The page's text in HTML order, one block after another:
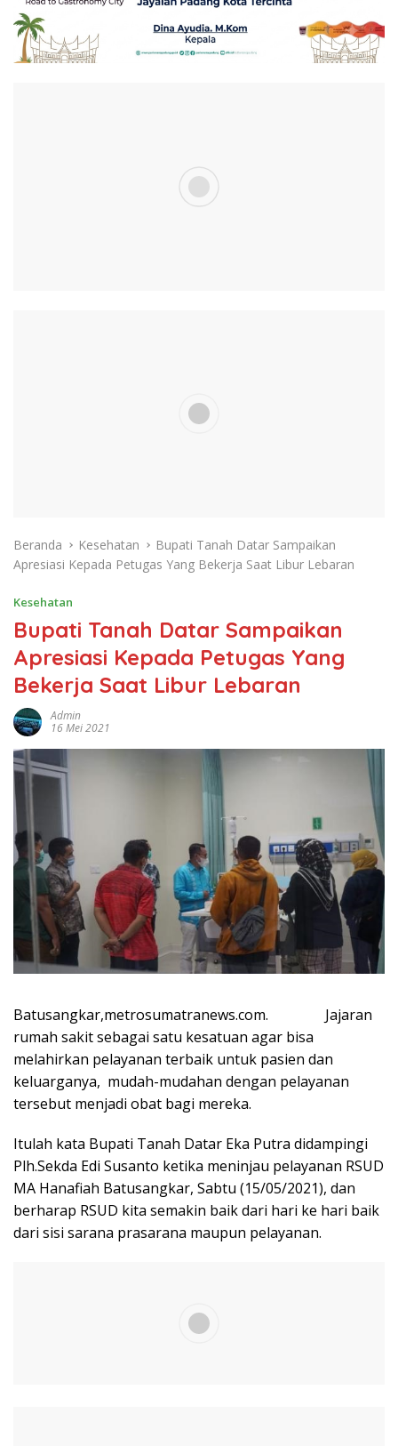
Beranda Kesehatan
Bupati Tanah Datar Sampaikan
Apresiasi Kepada Petugas Yang Bekerja Saat Libur Lebaran
Kesehatan
Bupati Tanah Datar Sampaikan
Apresiasi Kepada Petugas Yang
Bekerja Saat Libur Lebaran
Admin
16 Mei 2021
Batusangkar,metrosumatranews.com. Jajaran
rumah sakit sebagai satu kesatuan agar bisa
melahirkan pelayanan terbaik untuk pasien dan
keluarganya, mudah-mudahan dengan pelayanan
tersebut menjadi obat bagi mereka.
Itulah kata Bupati Tanah Datar Eka Putra didampingi
Plh.Sekda Edi Susanto ketika meninjau pelayanan RSUD
MA Hanafiah Batusangkar, Sabtu (15/05/2021), dan
berharap RSUD kita semakin baik dari hari ke hari baik
dari sisi sarana prasarana maupun pelayanan.